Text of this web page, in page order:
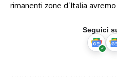
rimanenti zone d’Italia
Seguici